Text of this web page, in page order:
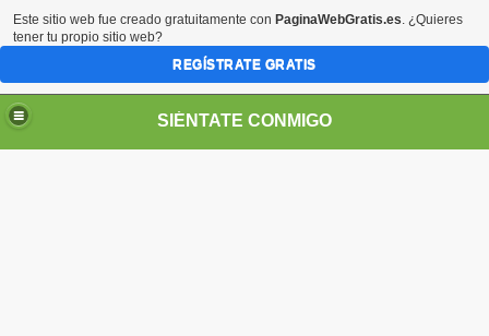
SIÉNTATE CONMIGO
Este sitio web fue creado gratuitamente con PaginaWebGratis.es. ¿Quieres
tener tu propio sitio web?
REGÍSTRATE GRATIS